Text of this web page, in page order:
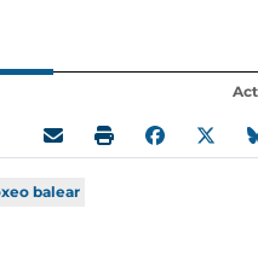
balear